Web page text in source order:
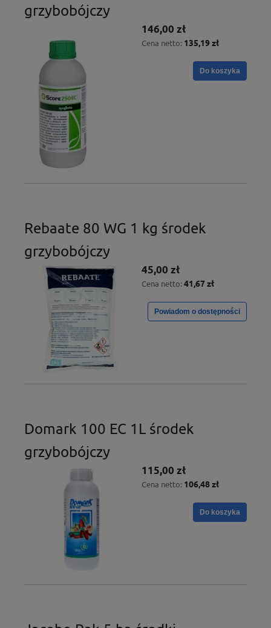
grzybobójczy
146,00 zł
Cena netto: 135,19 zł
Do koszyka
Rebaate 80 WG 1 kg środek
grzybobójczy
45,00 zł
Cena netto: 41,67 zł
Powiadom o dostępności
Domark 100 EC 1L środek
grzybobójczy
115,00 zł
Cena netto: 106,48 zł
Do koszyka